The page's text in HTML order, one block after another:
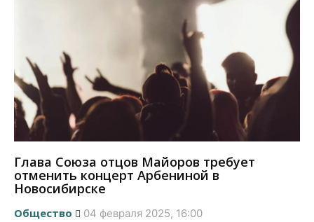
Глава Союза отцов Майоров требует
отменить концерт Арбениной в
Новосибирске
Общество 04 февраля 2025, 16:00